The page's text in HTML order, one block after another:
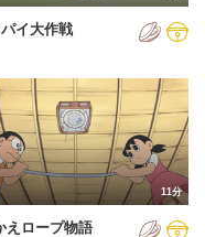
イ大作戦
11分
えロープ物語